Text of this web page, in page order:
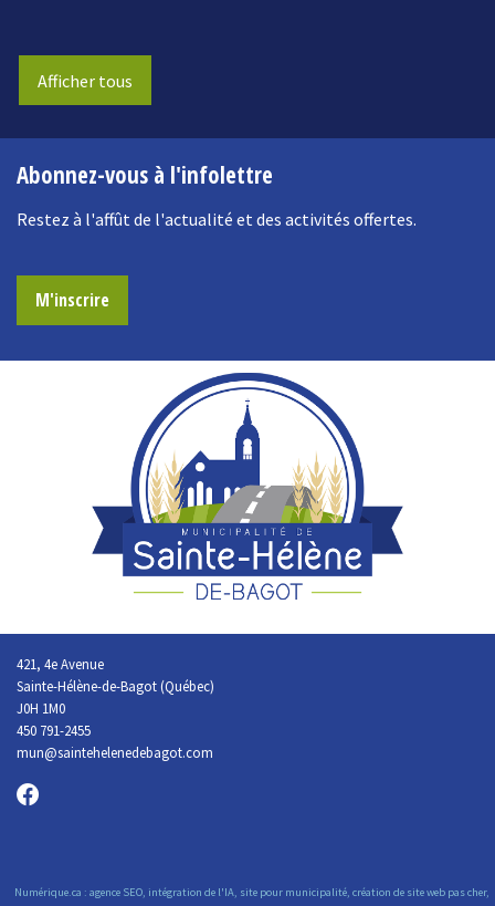
Afficher tous
Abonnez-vous à l'infolettre
Restez à l'affût de l'actualité et des activités offertes.
M'inscrire
421, 4e Avenue
Sainte-Hélène-de-Bagot (Québec)
J0H 1M0
450 791-2455
mun@saintehelenedebagot.com
Numérique.ca :agence SEO, intégration de l'IA, site pour municipalité,création de site web pas cher,